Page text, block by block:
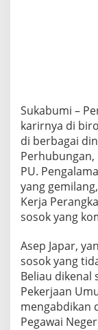
Sukabumi –
karirnya di
di berbagai
PU.
yang
Kerja
sosok yang
Asep Japar,
sosok yang
Beliau dikenal
Pekerjaan
mengabdikan
Pegawai